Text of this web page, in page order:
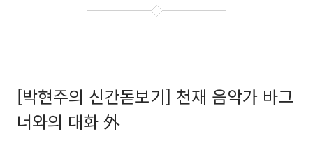
[박현주의 신간돋보기] 천재 음악가 바그
너와의 대화 外